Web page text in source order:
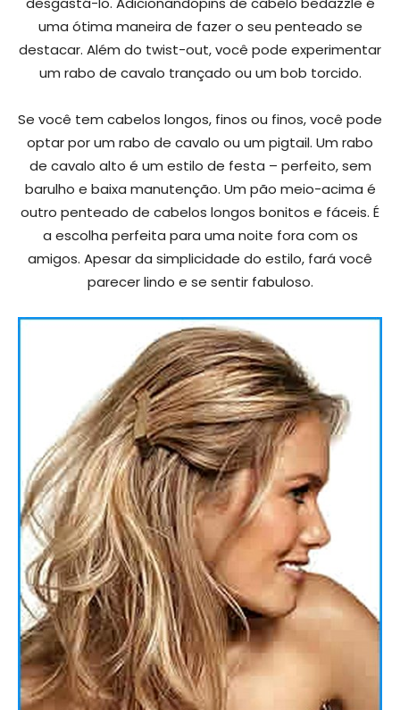
uma ótima maneira de fazer o seu penteado se
destacar. Além do twist-out, você pode experimentar
um rabo de cavalo trançado ou um bob torcido.
Se você tem cabelos longos, finos ou finos, você pode
optar por um rabo de cavalo ou um pigtail. Um rabo
de cavalo alto é um estilo de festa – perfeito, sem
barulho e baixa manutenção. Um pão meio-acima é
outro penteado de cabelos longos bonitos e fáceis. É
a escolha perfeita para uma noite fora com os
amigos. Apesar da simplicidade do estilo, fará você
parecer lindo e se sentir fabuloso.